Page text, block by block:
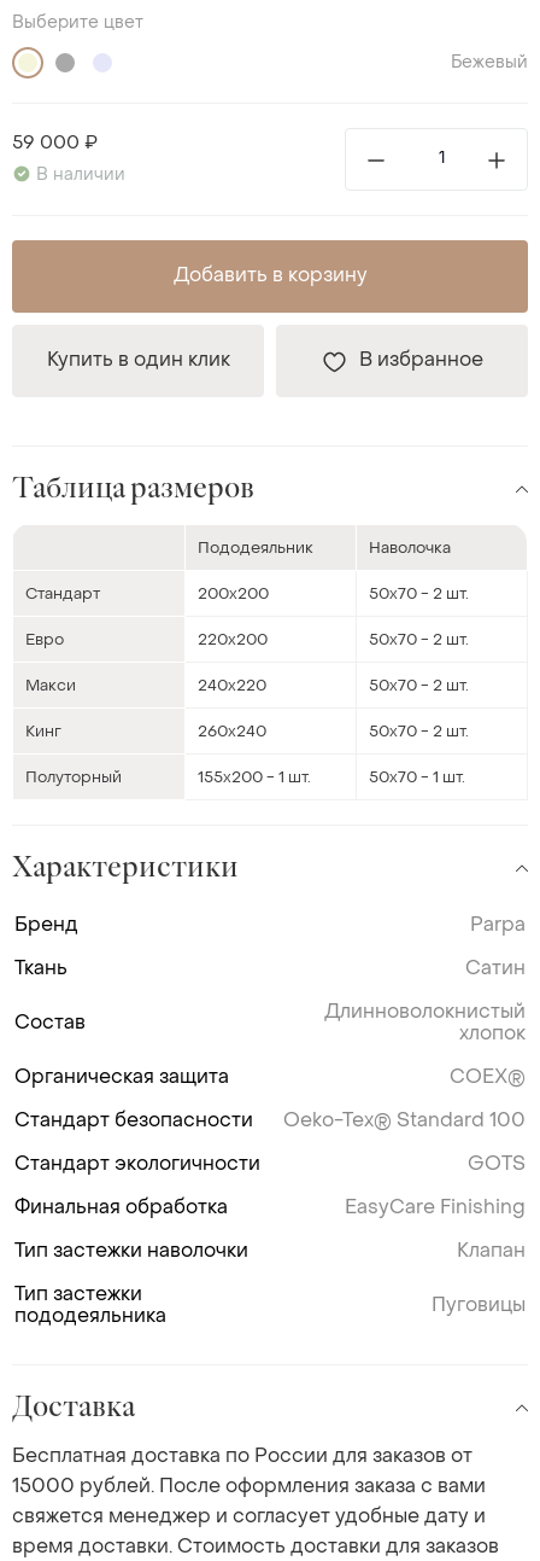
Выберите цвет
Бежевый
59 000 ₽
В наличии
Добавить в корзину
Купить в один клик В избранное
Таблица размеров
Пододеяльник Наволочка
Стандарт 200х200 50х70 - 2 шт.
Евро 220х200 50х70 - 2 шт.
Макси 240х220 50х70 - 2 шт.
Кинг 260х240 50х70 - 2 шт.
Полуторный 155х200 - 1 шт. 50х70 - 1 шт.
Характеристики
Бренд Parpa
Ткань Сатин
Состав
Длинноволокнистый
хлопок
Органическая защита COEX®
Стандарт безопасности Oeko-Tex® Standard 100
Стандарт экологичности GOTS
Финальная обработка EasyCare Finishing
Тип застежки наволочки Клапан
Тип застежки
пододеяльника
Пуговицы
Доставка
Бесплатная доставка по России для заказов от
15000 рублей. После оформления заказа с вами
свяжется менеджер и согласует удобные дату и
время доставки. Стоимость доставки для заказов